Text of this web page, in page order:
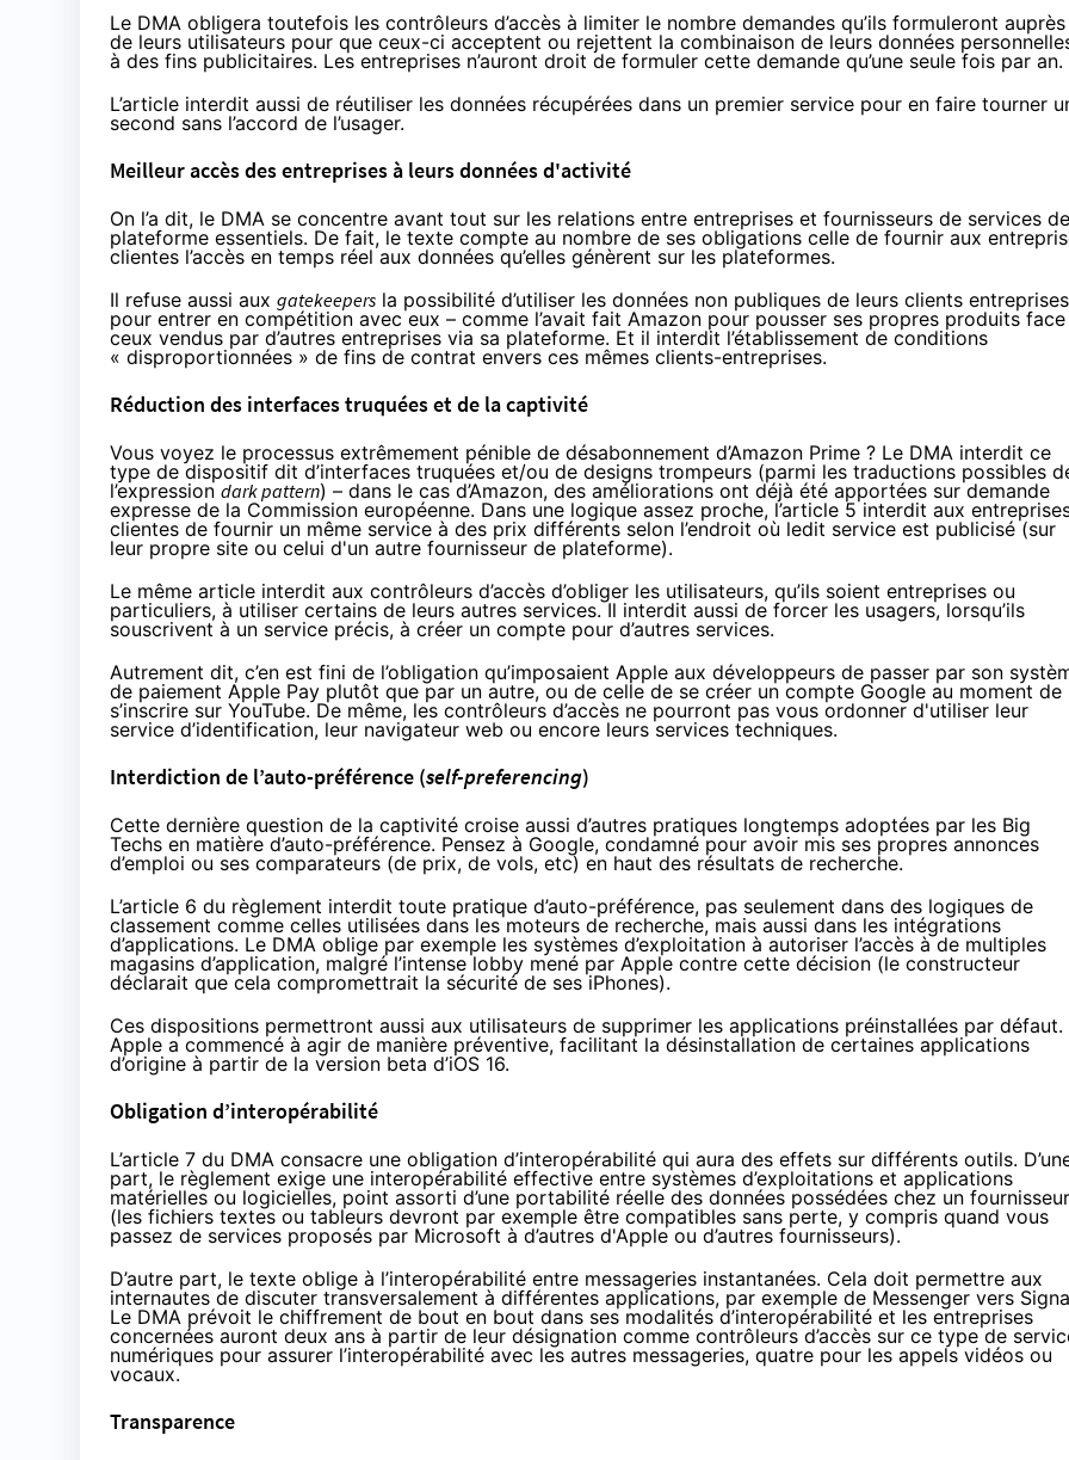
Le DMA obligera toutefois les contrôleurs d’accès à limiter le nombre demandes qu’ils formuleront auprès
de leurs utilisateurs pour que ceux-ci acceptent ou rejettent la combinaison de leurs données
à des fins publicitaires. Les entreprises n’auront droit de formuler cette demande qu’une seule fois par an.
L’article interdit aussi de réutiliser les données récupérées dans un premier service pour en faire tourner
second sans l’accord de l’usager.
Meilleur accès des entreprises à leurs données d'activité
On l’a dit, le DMA se concentre avant tout sur les relations entre entreprises et fournisseurs de services de
plateforme essentiels. De fait, le texte compte au nombre de ses obligations celle de fournir aux
clientes l’accès en temps réel aux données qu’elles génèrent sur les plateformes.
Il refuse aussi aux gatekeepers la possibilité d’utiliser les données non publiques de leurs clients entreprises
pour entrer en compétition avec eux – comme l’avait fait Amazon pour pousser ses propres produits face
ceux vendus par d’autres entreprises via sa plateforme. Et il interdit l’établissement de conditions
« disproportionnées » de fins de contrat envers ces mêmes clients-entreprises.
Réduction des interfaces truquées et de la captivité
Vous voyez le processus extrêmement pénible de désabonnement d’Amazon Prime ? Le DMA interdit ce
type de dispositif dit d’interfaces truquées et/ou de designs trompeurs (parmi les traductions possibles
l’expression dark pattern) – dans le cas d’Amazon, des améliorations ont déjà été apportées sur demande
expresse de la Commission européenne. Dans une logique assez proche, l’article 5 interdit aux
clientes de fournir un même service à des prix différents selon l’endroit où ledit service est publicisé (sur
leur propre site ou celui d'un autre fournisseur de plateforme).
Le même article interdit aux contrôleurs d’accès d’obliger les utilisateurs, qu’ils soient entreprises ou
particuliers, à utiliser certains de leurs autres services. Il interdit aussi de forcer les usagers, lorsqu’ils
souscrivent à un service précis, à créer un compte pour d’autres services.
Autrement dit, c’en est fini de l’obligation qu’imposaient Apple aux développeurs de passer par son
de paiement Apple Pay plutôt que par un autre, ou de celle de se créer un compte Google au moment de
s’inscrire sur YouTube. De même, les contrôleurs d’accès ne pourront pas vous ordonner d'utiliser leur
service d’identification, leur navigateur web ou encore leurs services techniques.
Interdiction de l’auto-préférence (self-preferencing)
Cette dernière question de la captivité croise aussi d’autres pratiques longtemps adoptées par les Big
Techs en matière d’auto-préférence. Pensez à Google, condamnépour avoir mis ses propres annonces
d’emploi ou ses comparateurs (de prix, de vols, etc) en haut des résultats de recherche.
L’article 6 du règlement interdit toute pratique d’auto-préférence, pas seulement dans des logiques de
classement comme celles utilisées dans les moteurs de recherche, mais aussi dans les intégrations
d’applications. Le DMA oblige par exemple les systèmes d’exploitation à autoriser l’accès à de multiples
magasins d’application, malgré l’intense lobby mené par Apple contre cette décision (le constructeur
déclarait que cela compromettrait la sécurité de ses iPhones).
Ces dispositions permettront aussi aux utilisateurs de supprimer les applications préinstallées par défaut.
Apple a commencé à agir de manière préventive, facilitant la désinstallation de certaines applications
d’origine à partir de la version beta d’iOS 16.
Obligation d’interopérabilité
L’article 7 du DMA consacre une obligation d’interopérabilité qui aura des effets sur différents outils.
part, le règlement exige une interopérabilité effective entre systèmes d’exploitations et applications
matérielles ou logicielles, point assorti d’une portabilité réelle des données possédées chez un fournisseur
(les fichiers textes ou tableurs devront par exemple être compatibles sans perte, y compris quand vous
passez de services proposés par Microsoft à d’autres d'Apple ou d’autres fournisseurs).
D’autre part, le texte oblige à l’interopérabilité entre messageries instantanées. Cela doit permettre aux
internautes de discuter transversalement à différentes applications, par exemple de Messenger vers
Le DMA prévoit le chiffrement de bout en bout dans ses modalités d’interopérabilité et les entreprises
concernées auront deux ans à partir de leur désignation comme contrôleurs d’accès sur ce type de
numériques pour assurer l’interopérabilité avec les autres messageries, quatre pour les appels vidéos ou
vocaux.
Transparence